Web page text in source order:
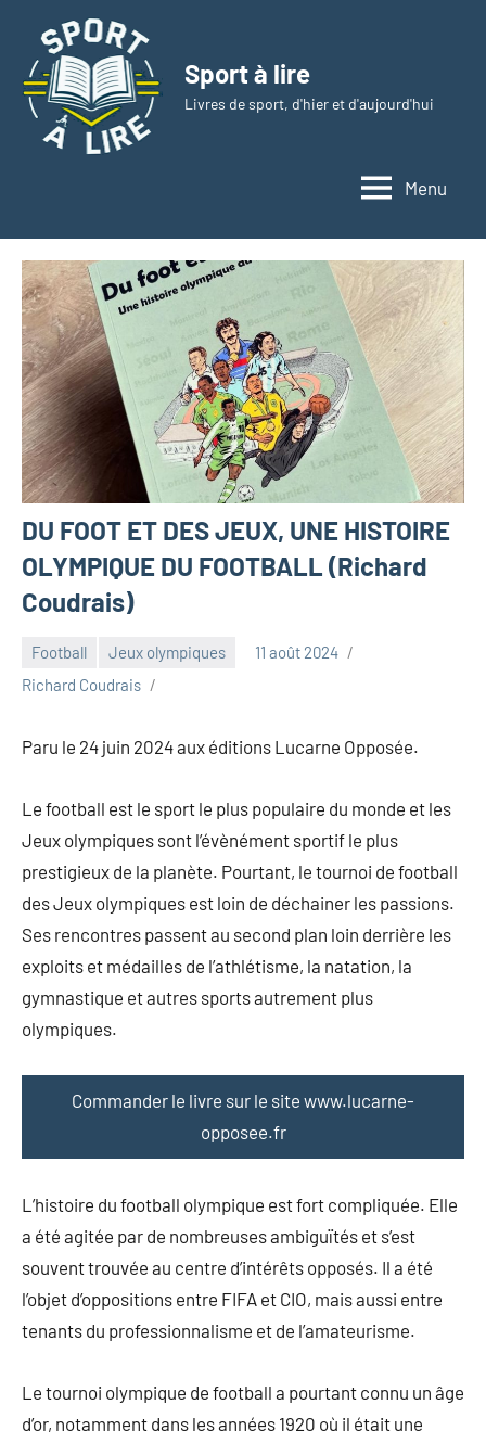
contenu
Sport à lire
Livres de sport, d'hier et d'aujourd'hui
Menu
DU FOOT ET DES JEUX, UNE HISTOIRE
OLYMPIQUE DU FOOTBALL (Richard
Coudrais)
Football Jeux olympiques
11 août 2024
Richard Coudrais
Paru le 24 juin 2024 aux éditions Lucarne Opposée.
Le football est le sport le plus populaire du monde et les
Jeux olympiques sont l’évènément sportif le plus
prestigieux de la planète. Pourtant, le tournoi de football
des Jeux olympiques est loin de déchainer les passions.
Ses rencontres passent au second plan loin derrière les
exploits et médailles de l’athlétisme, la natation, la
gymnastique et autres sports autrement plus
olympiques.
Commander le livre sur le site www.lucarne-
opposee.fr
L’histoire du football olympique est fort compliquée. Elle
a été agitée par de nombreuses ambiguïtés et s’est
souvent trouvée au centre d’intérêts opposés. Il a été
l’objet d’oppositions entre FIFA et CIO, mais aussi entre
tenants du professionnalisme et de l’amateurisme.
Le tournoi olympique de football a pourtant connu un âge
d’or, notamment dans les années 1920 où il était une